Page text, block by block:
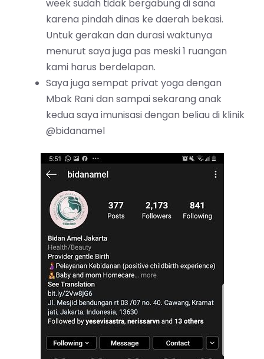
week sudah tidak bergabung di sana
karena pindah dinas ke daerah bekasi.
Untuk gerakan dan durasi waktunya
menurut saya juga pas meski 1 ruangan
kami harus berdelapan.
Saya juga sempat privat yoga dengan
Mbak Rani dan sampai sekarang anak
kedua saya imunisasi dengan beliau di klinik
@bidanamel